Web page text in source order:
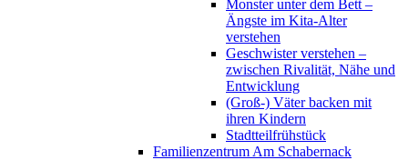
Monster unter dem Bett –
Ängste im Kita-Alter
verstehen
Geschwister verstehen –
zwischen Rivalität, Nähe und
Entwicklung
(Groß-) Väter backen mit
ihren Kindern
Stadtteilfrühstück
Familienzentrum Am Schabernack